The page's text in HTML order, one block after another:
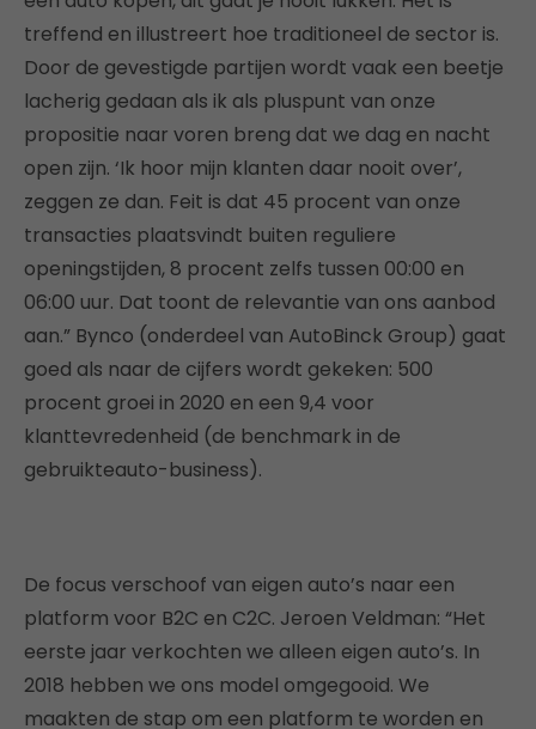
treffend en illustreert hoe traditioneel de sector is.
Door de gevestigde partijen wordt vaak een beetje
lacherig gedaan als ik als pluspunt van onze
propositie naar voren breng dat we dag en nacht
open zijn. ‘Ik hoor mijn klanten daar nooit over’,
zeggen ze dan. Feit is dat 45 procent van onze
transacties plaatsvindt buiten reguliere
openingstijden, 8 procent zelfs tussen 00:00 en
06:00 uur. Dat toont de relevantie van ons aanbod
aan.” Bynco (onderdeel van AutoBinck Group) gaat
goed als naar de cijfers wordt gekeken: 500
procent groei in 2020 en een 9,4 voor
klanttevredenheid (de benchmark in de
gebruikteauto-business).
De focus verschoof van eigen auto’s naar een
platform voor B2C en C2C. Jeroen Veldman: “Het
eerste jaar verkochten we alleen eigen auto’s. In
2018 hebben we ons model omgegooid. We
maakten de stap om een platform te worden en